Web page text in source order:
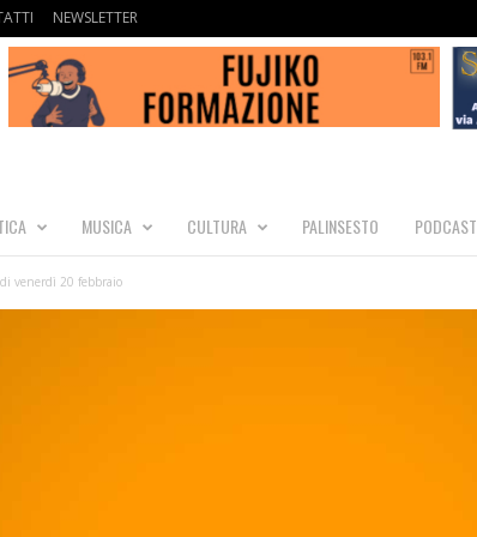
NEWSLETTER
MUSICA CULTURA PALINSESTO PODCAST
venerdì 20 febbraio